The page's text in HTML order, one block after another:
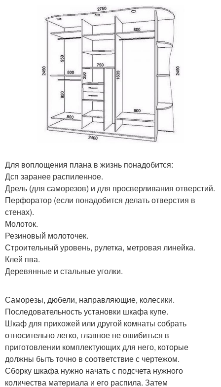
Для воплощения плана в жизнь понадобится:
Дсп заранее распиленное.
Дрель (для саморезов) и для просверливания отверстий.
Перфоратор (если понадобится делать отверстия в
стенах).
Молоток.
Резиновый молоточек.
Строительный уровень, рулетка, метровая линейка.
Клей пва.
Деревянные и стальные уголки.
Саморезы, дюбели, направляющие, колесики.
Последовательность установки шкафа купе.
Шкаф для прихожей или другой комнаты собрать
относительно легко, главное не ошибиться в
приготовлении комплектующих для него, которые
должны быть точно в соответствие с чертежом.
Сборку шкафа нужно начать с подсчета нужного
количества материала и его распила. Затем